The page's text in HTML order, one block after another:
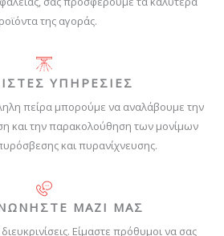
της αγοράς.
ΥΠΗΡΕΣΙΕΣ
πείρα μπορούμε να αναλάβουμε την
και την παρακολούθηση των μονίμων
και πυρανίχνευσης.
ΜΑΖΙ ΜΑΣ
Είμαστε πρόθυμοι να σας